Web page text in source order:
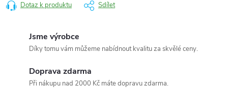
Dotaz k produktu Sdílet
Jsme výrobce
Díky tomu vám můžeme nabídnout kvalitu za skvělé ceny.
Doprava zdarma
Při nákupu nad 2000 Kč máte dopravu zdarma.